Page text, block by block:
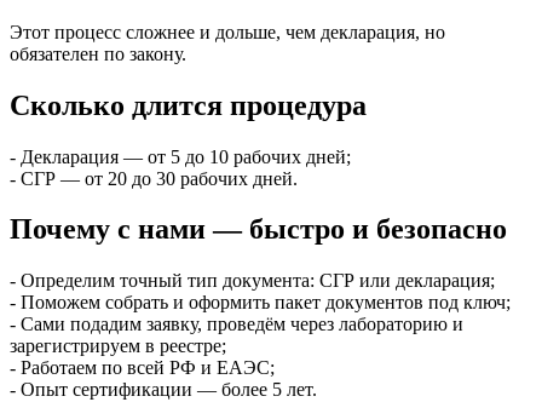
Этот процесс сложнее и дольше, чем декларация, но
обязателен по закону.
Сколько длится процедура
- Декларация — от 5 до 10 рабочих дней;
- СГР — от 20 до 30 рабочих дней.
Почему с нами — быстро и безопасно
- Определим точный тип документа: СГР или декларация;
- Поможем собрать и оформить пакет документов под ключ;
- Сами подадим заявку, проведём через лабораторию и
зарегистрируем в реестре;
- Работаем по всей РФ и ЕАЭС;
- Опыт сертификации — более 5 лет.